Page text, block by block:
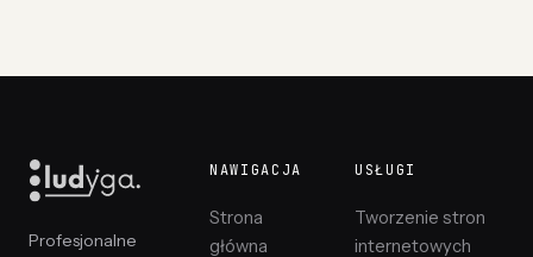
Profesjonalne
NAWIGACJA
Strona
główna
USŁUGI
Tworzenie stron
internetowych